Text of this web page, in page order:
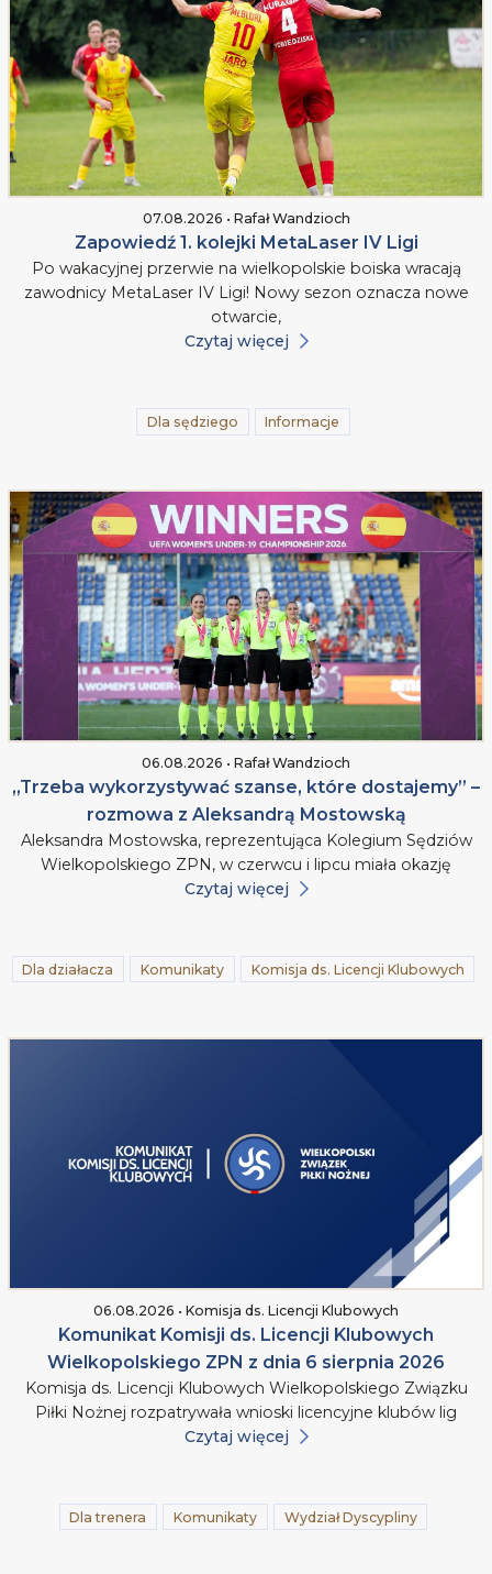
07.08.2026 • Rafał Wandzioch
Zapowiedź 1. kolejki MetaLaser IV Ligi
Po wakacyjnej przerwie na wielkopolskie boiska wracają
zawodnicy MetaLaser IV Ligi! Nowy sezon oznacza nowe
otwarcie,
Czytaj więcej
Dla sędziego Informacje
06.08.2026 • Rafał Wandzioch
„Trzeba wykorzystywać szanse, które dostajemy” –
rozmowa z Aleksandrą Mostowską
Aleksandra Mostowska, reprezentująca Kolegium Sędziów
Wielkopolskiego ZPN, w czerwcu i lipcu miała okazję
Czytaj więcej
Dla działacza Komunikaty Komisja ds. Licencji Klubowych
06.08.2026 • Komisja ds. Licencji Klubowych
Komunikat Komisji ds. Licencji Klubowych
Wielkopolskiego ZPN z dnia 6 sierpnia 2026
Komisja ds. Licencji Klubowych Wielkopolskiego Związku
Piłki Nożnej rozpatrywała wnioski licencyjne klubów lig
Czytaj więcej
Dla trenera Komunikaty Wydział Dyscypliny